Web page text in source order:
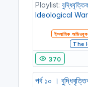
Playlist:
Ideological War
ইসলামিক অডিওবুক
The
370
পর্ব ১০ ।